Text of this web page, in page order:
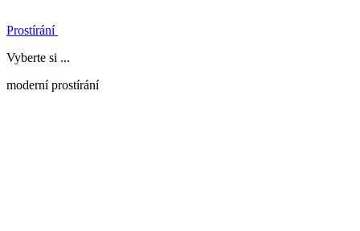
Prostírání
Vyberte si ...
moderní prostírání